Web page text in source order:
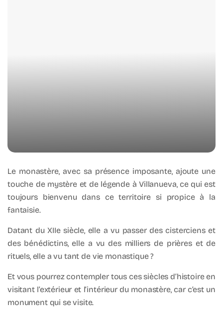
Le monastère, avec sa présence imposante, ajoute une
touche de mystère et de légende à Villanueva, ce qui est
toujours bienvenu dans ce territoire si propice à la
fantaisie.
Datant du XIIe siècle, elle a vu passer des cisterciens et
des bénédictins, elle a vu des milliers de prières et de
rituels, elle a vu tant de vie monastique ?
Et vous pourrez contempler tous ces siècles d’histoire en
visitant l’extérieur et l’intérieur du monastère, car c’est un
monument qui se visite.